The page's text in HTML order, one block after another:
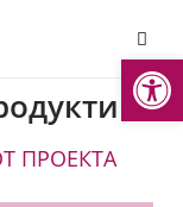
ПРОЕКТА